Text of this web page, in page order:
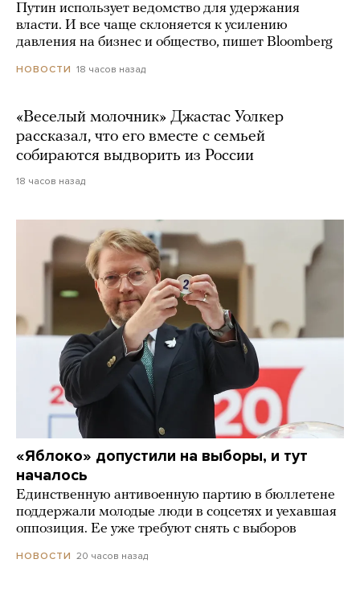
Путин использует ведомство для удержания
власти. И все чаще склоняется к усилению
давления на бизнес и общество, пишет Bloomberg
НОВОСТИ 18 часов назад
«Веселый молочник» Джастас Уолкер
рассказал, что его вместе с семьей
собираются выдворить из России
18 часов назад
«Яблоко» допустили на выборы, и тут
началось
Единственную антивоенную партию в бюллетене
поддержали молодые люди в соцсетях и уехавшая
оппозиция. Ее уже требуют снять с выборов
НОВОСТИ 20 часов назад